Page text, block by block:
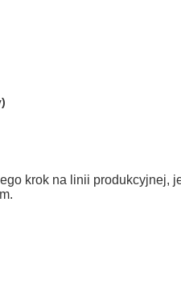
krok na linii produkcyjnej,